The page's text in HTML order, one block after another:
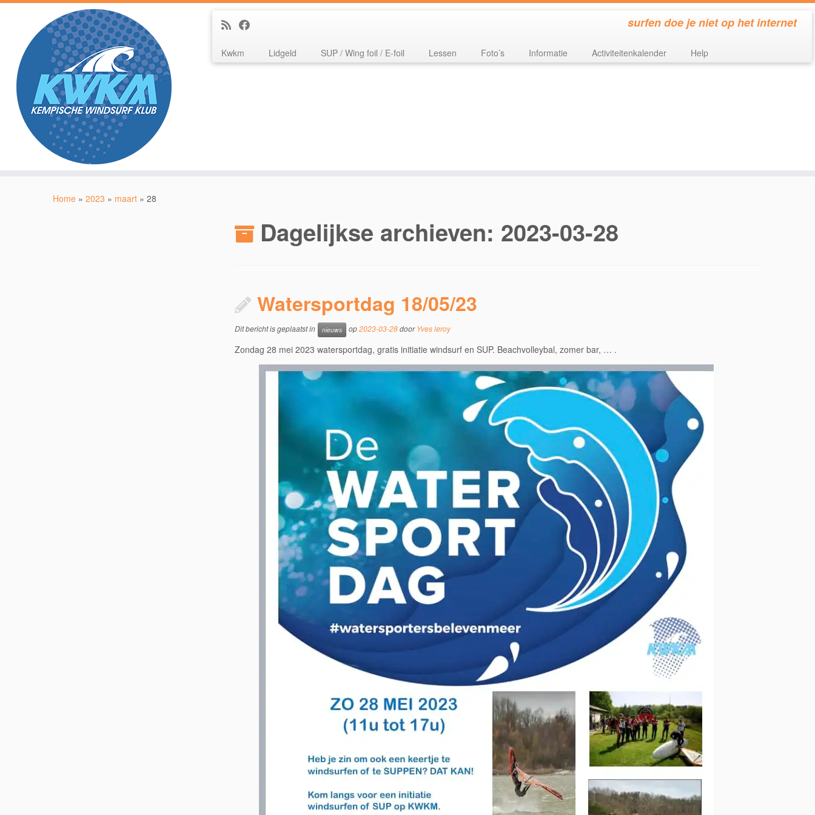
surfen doe je niet op het internet
Kwkm Lidgeld SUP / Wing foil / E-foil Lessen Foto’s Informatie Activiteitenkalender Help
Home » 2023 » maart » 28
Dagelijkse archieven: 2023-03-28
Watersportdag 18/05/23
Dit bericht is geplaatst in nieuws op2023-03-28doorYves leroy
Zondag 28 mei 2023 watersportdag, gratis initiatie windsurf en SUP. Beachvolleybal, zomer bar, … .